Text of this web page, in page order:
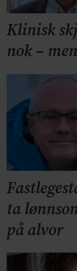
Klinisk
nok –
ta
på alvor